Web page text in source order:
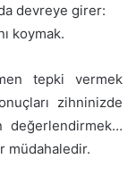
devreye girer:
koymak.
tepki vermek
zihninizde
değerlendirmek…
müdahaledir.